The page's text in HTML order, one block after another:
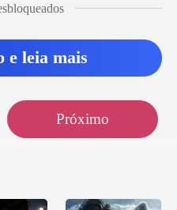
e leia mais
Próximo